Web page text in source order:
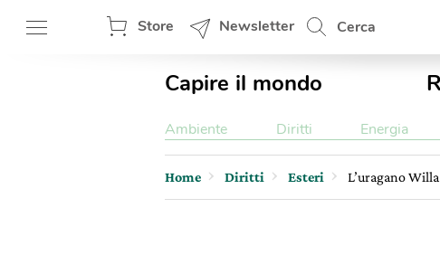
Store Newsletter Cerca
Capire il mondo
Ambiente Diritti Energia
Home Diritti Esteri L’uragano